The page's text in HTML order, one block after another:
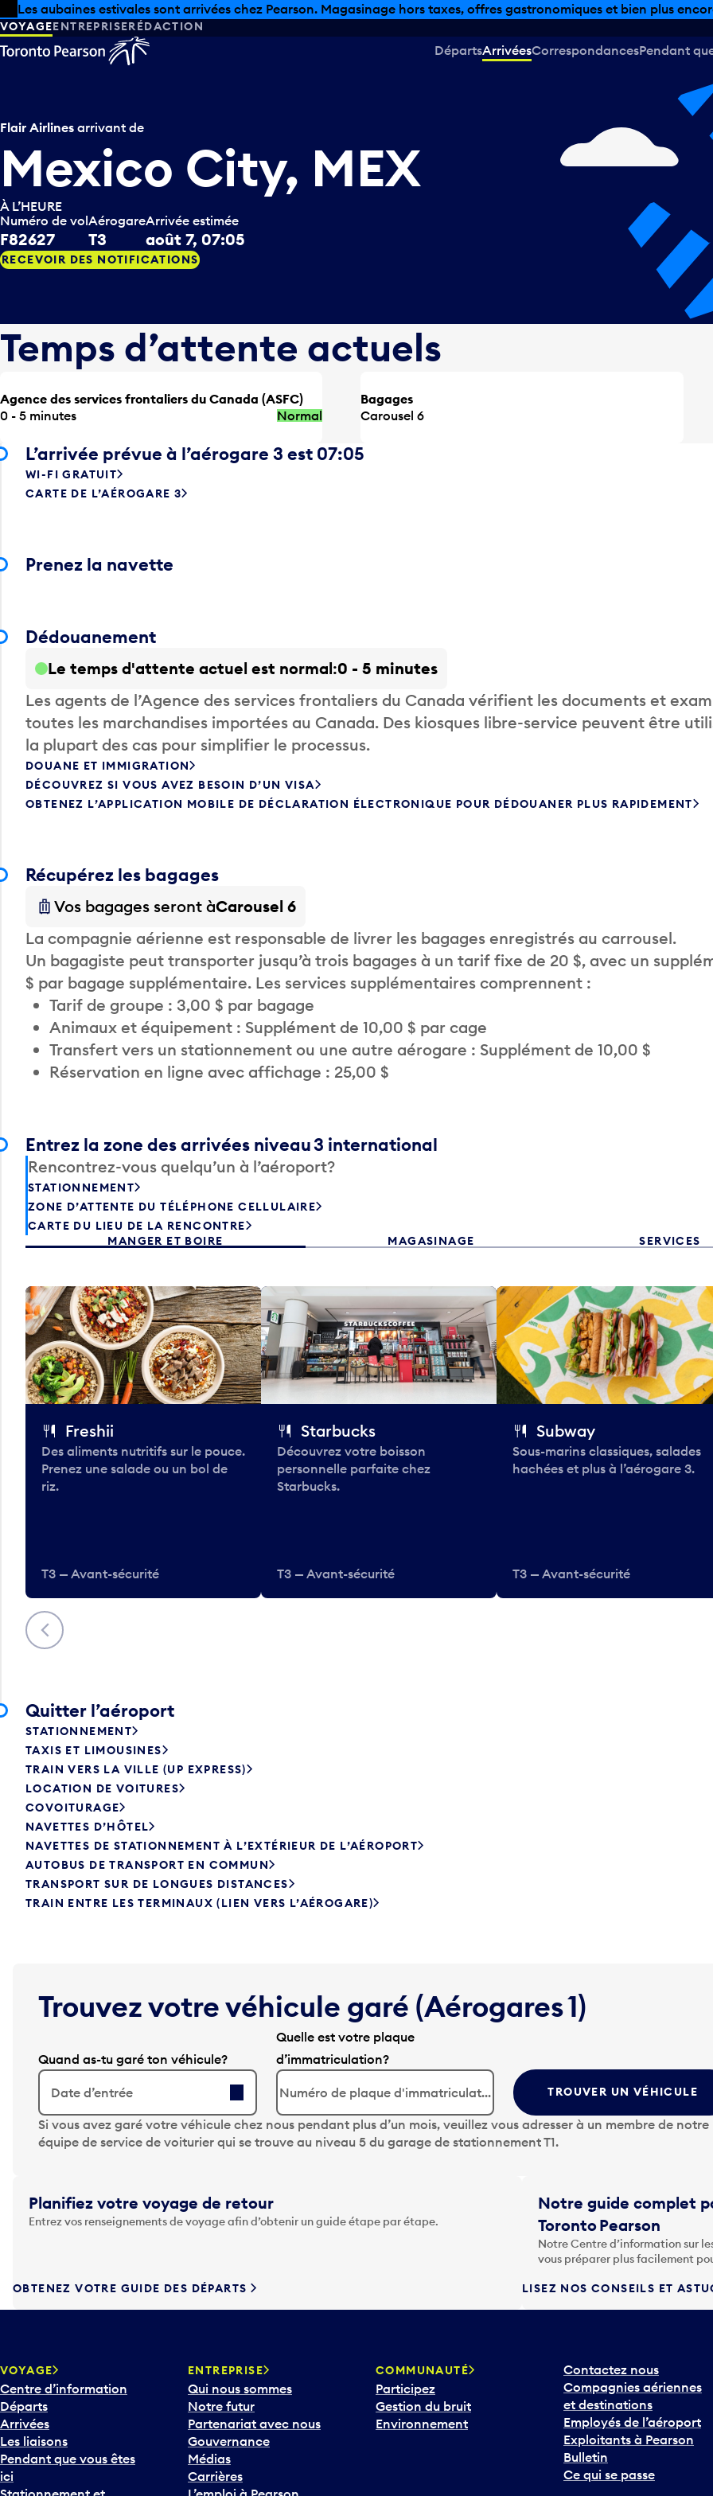
Skip to offers
Passer au contenu principal
Les aubaines estivales sont arrivées chez Pearson. Magasinage hors taxes, offres gastronomiques et bien plus
VOYAGEENTREPRISERÉDACTION
DépartsArrivéesCorrespondancesPendant
Flair Airlines arrivant de
Mexico City, MEX
À L’HEURE
Numéro de vol
F82627
Aérogare
T3
Arrivée estimée
août 7, 07:05
RECEVOIR DES NOTIFICATIONS
Temps d’attente actuels
Agence des services frontaliers du Canada (ASFC)
0 - 5 minutes
Normal
Bagages
Carousel 6
L’arrivée prévue à l’aérogare 3 est 07:05
WI-FI GRATUIT
CARTE DE L’AÉROGARE 3
Prenez la navette
Dédouanement
Le temps d'attente actuel est normal 0 - 5 minutes
Les agents de l’Agence des services frontaliers du Canada vérifient les documents et
toutes les marchandises importées au Canada. Des kiosques libre-service peuvent être
la plupart des cas pour simplifier le processus.
DOUANE ET IMMIGRATION
DÉCOUVREZ SI VOUS AVEZ BESOIN D’UN VISA
OBTENEZ L’APPLICATION MOBILE DE DÉCLARATION ÉLECTRONIQUE POUR DÉDOUANER PLUS RAPIDEMENT
Récupérez les bagages
Vos bagages seront àCarousel 6
La compagnie aérienne est responsable de livrer les bagages enregistrés au carrousel.
Un bagagiste peut transporter jusqu’à trois bagages à un tarif fixe de 20 $, avec un
$ par bagage supplémentaire. Les services supplémentaires comprennent :
Tarif de groupe : 3,00 $ par bagage
Animaux et équipement : Supplément de 10,00 $ par cage
Transfert vers un stationnement ou une autre aérogare : Supplément de 10,00 $
Réservation en ligne avec affichage : 25,00 $
Entrez la zone des arrivées niveau 3 international
Rencontrez-vous quelqu’un à l’aéroport?
STATIONNEMENT
ZONE D’ATTENTE DU TÉLÉPHONE CELLULAIRE
CARTE DU LIEU DE LA RENCONTRE
MANGER ET BOIRE
MAGASINAGE SERVICES
Précédent
Freshii
Des aliments nutritifs sur le pouce.
Prenez une salade ou un bol de
riz.
T3 — Avant-sécurité
Starbucks
Découvrez votre boisson
personnelle parfaite chez
Starbucks.
T3 — Avant-sécurité
Subway
Sous-marins classiques, salades
hachées et plus à l’aérogare 3.
T3 — Avant-sécurité
Quitter l’aéroport
STATIONNEMENT
TAXIS ET LIMOUSINES
TRAIN VERS LA VILLE (UP EXPRESS)
LOCATION DE VOITURES
COVOITURAGE
NAVETTES D’HÔTEL
NAVETTES DE STATIONNEMENT À L’EXTÉRIEUR DE L’AÉROPORT
AUTOBUS DE TRANSPORT EN COMMUN
TRANSPORT SUR DE LONGUES DISTANCES
TRAIN ENTRE LES TERMINAUX (LIEN VERS L’AÉROGARE)
Trouvez votre véhicule garé (Aérogares 1)
Quand as-tu garé ton véhicule?
Date d’entrée
A
p
y
e
z
r
u
c
h
e
F
l
c
Quelle est votre plaque
d’immatriculation?
TROUVER UN VÉHICULE
Si vous avez garé votre véhicule chez nous pendant plus d’un mois, veuillez vous adresser à un membre de notre
équipe de service de voiturier qui se trouve au niveau 5 du garage de stationnement T1.
Planifiez votre voyage de retour
Entrez vos renseignements de voyage afin d’obtenir un guide étape par étape.
OBTENEZ VOTRE GUIDE DES DÉPARTS
Notre guide complet
Toronto Pearson
Notre Centre d’information sur
vous préparer plus facilement
LISEZ NOS CONSEILS ET
VOYAGE
Centre d’information
Départs
Arrivées
Les liaisons
Pendant que vous êtes
ici
ENTREPRISE
Qui nous sommes
Notre futur
Partenariat avec nous
Gouvernance
Médias
Carrières
COMMUNAUTÉ
Participez
Gestion du bruit
Environnement
Contactez nous
Compagnies aériennes
et destinations
Employés de l’aéroport
Exploitants à Pearson
Bulletin
Ce qui se passe